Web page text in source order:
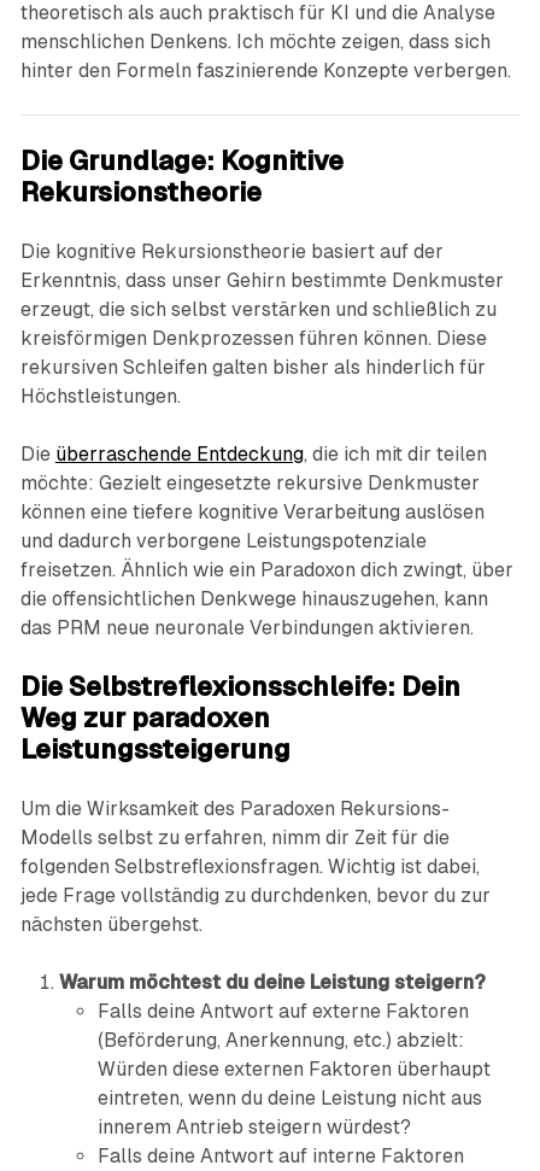
theoretisch als auch praktisch für KI und die Analyse
menschlichen Denkens. Ich möchte zeigen, dass sich
hinter den Formeln faszinierende Konzepte verbergen.
Die Grundlage: Kognitive
Rekursionstheorie
Die kognitive Rekursionstheorie basiert auf der
Erkenntnis, dass unser Gehirn bestimmte Denkmuster
erzeugt, die sich selbst verstärken und schließlich zu
kreisförmigen Denkprozessen führen können. Diese
rekursiven Schleifen galten bisher als hinderlich für
Höchstleistungen.
Die überraschende Entdeckung, die ich mit dir teilen
möchte: Gezielt eingesetzte rekursive Denkmuster
können eine tiefere kognitive Verarbeitung auslösen
und dadurch verborgene Leistungspotenziale
freisetzen. Ähnlich wie ein Paradoxon dich zwingt, über
die offensichtlichen Denkwege hinauszugehen, kann
das PRM neue neuronale Verbindungen aktivieren.
Die Selbstreflexionsschleife: Dein
Weg zur paradoxen
Leistungssteigerung
Um die Wirksamkeit des Paradoxen Rekursions-
Modells selbst zu erfahren, nimm dir Zeit für die
folgenden Selbstreflexionsfragen. Wichtig ist dabei,
jede Frage vollständig zu durchdenken, bevor du zur
nächsten übergehst.
Warum möchtest du deine Leistung steigern?
Falls deine Antwort auf externe Faktoren
(Beförderung, Anerkennung, etc.) abzielt:
Würden diese externen Faktoren überhaupt
eintreten, wenn du deine Leistung nicht aus
innerem Antrieb steigern würdest?
Falls deine Antwort auf interne Faktoren